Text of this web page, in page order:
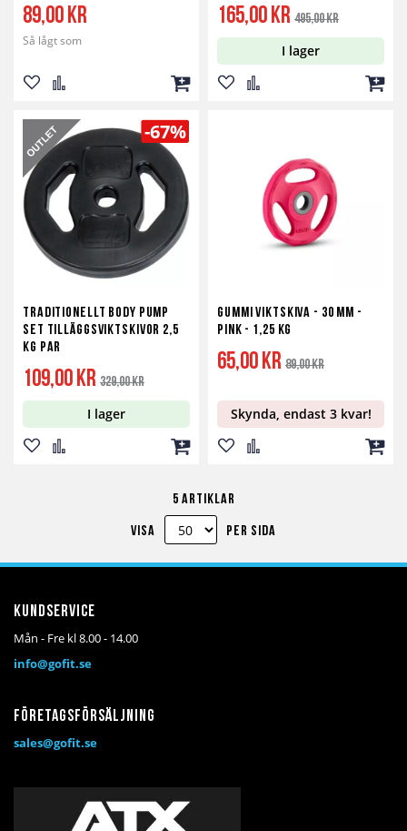
Så lågt som
89,00 kr
Lägg
till
kundvagn
Lägg
till
i
önskelista
Lägg
till
i
jämför
Specialpris
165,00 kr Ordinarie
pris
495,00 kr
I lager
Lägg
Lägg
önskelista
Lägg
jämför
-67%
Traditionellt Body Pump
Set Tilläggsviktskivor 2,5
kg par
Specialpris
109,00 kr Ordinarie
pris
329,00 kr
I lager
Lägg
i
kundvagn
Lägg Lägg
Gummi Viktskiva - 30 mm -
Pink - 1,25 kg
Specialpris
65,00 kr Ordinarie
pris
89,00 kr
Skynda, endast 3 kvar!
Lägg
Lägg
önskelista
Lägg
jämför
5 artiklar
Visa per sida
Kundservice
Mån - Fre kl 8.00 - 14.00
info@gofit.se
Företagsförsäljning
sales@gofit.se